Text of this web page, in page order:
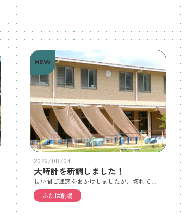
NEW
2026/08/04
大時計を新調しました！
ふたば劇場